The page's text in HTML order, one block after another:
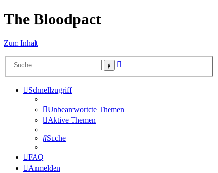
The Bloodpact
Zum Inhalt
Suche
Schnellzugriff
Unbeantwortete Themen
Aktive Themen
Suche
FAQ
Anmelden